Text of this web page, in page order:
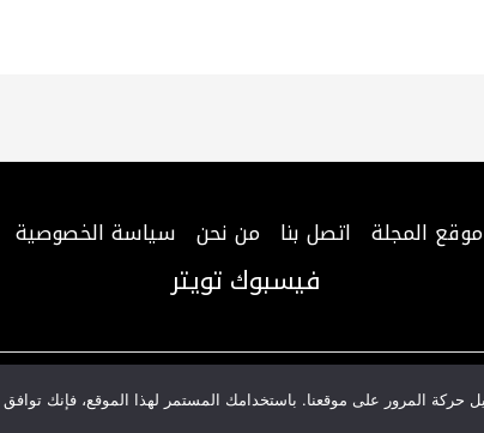
موقع المجلة اتصل بنا من نحن سياسة الخصوصية
فيسبوك تويتر
Copyright © 2026 المجلة